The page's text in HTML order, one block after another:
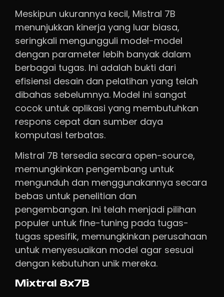
Meskipun ukurannya kecil, Mistral 7B
menunjukkan kinerja yang luar biasa,
seringkali mengungguli model-model
dengan parameter lebih banyak dalam
berbagai tugas. Ini adalah bukti dari
efisiensi desain dan pelatihan yang telah
dibahas sebelumnya. Model ini sangat
cocok untuk aplikasi yang membutuhkan
respons cepat dan sumber daya
komputasi terbatas.
Mistral 7B tersedia secara open-source,
memungkinkan pengembang untuk
mengunduh dan menggunakannya secara
bebas untuk penelitian dan
pengembangan. Ini telah menjadi pilihan
populer untuk fine-tuning pada tugas-
tugas spesifik, memungkinkan perusahaan
untuk menyesuaikan model agar sesuai
dengan kebutuhan unik mereka.
Mixtral 8x7B